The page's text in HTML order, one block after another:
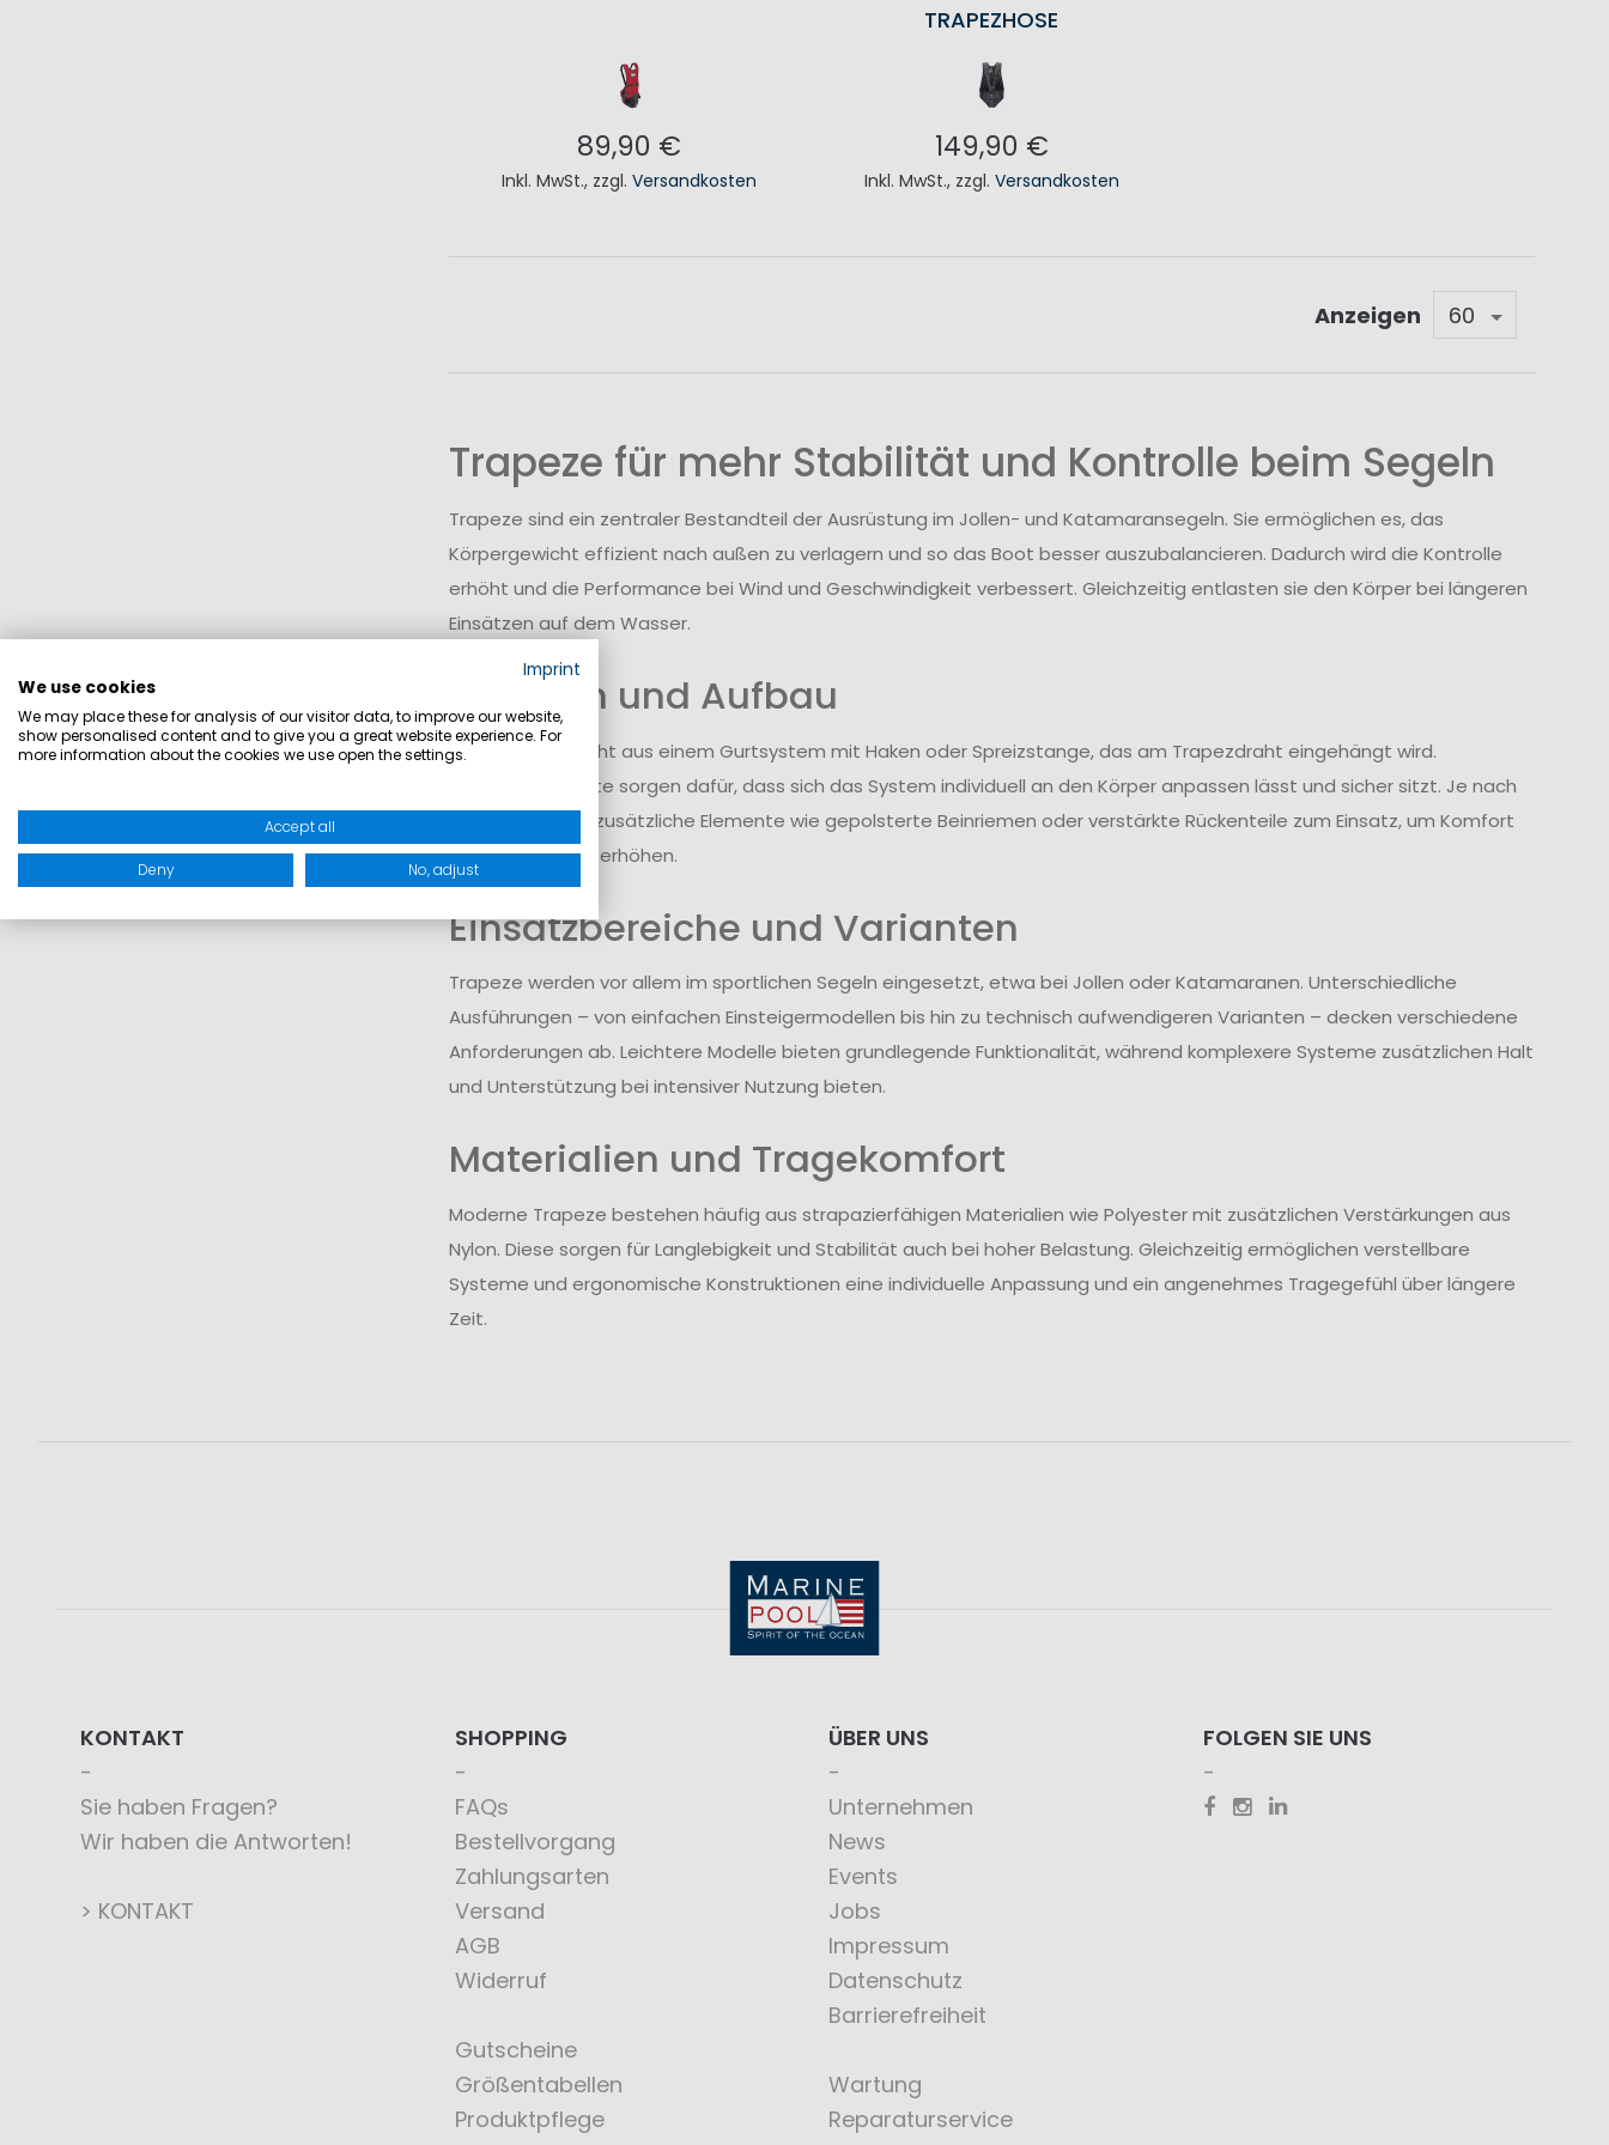
89,90 €
Inkl. MwSt., zzgl.Versandkosten
TRAPEZHOSE
149,90 €
Inkl. MwSt., zzgl. Versandkosten
Anzeigen
Trapeze für mehr Stabilität und Kontrolle beim Segeln
Trapeze sind ein zentraler Bestandteil der Ausrüstung im Jollen- und Katamaransegeln. Sie ermöglichen es, das
Körpergewicht effizient nach außen zu verlagern und so das Boot besser auszubalancieren. Dadurch wird die Kontrolle
erhöht und die Performance bei Wind und Geschwindigkeit verbessert. Gleichzeitig entlasten sie den Körper bei längeren
Einsätzen auf dem Wasser.
Funktion und Aufbau
Ein Trapez besteht aus einem Gurtsystem mit Haken oder Spreizstange, das am Trapezdraht eingehängt wird.
Verstellbare Gurte sorgen dafür, dass sich das System individuell an den Körper anpassen lässt und sicher sitzt. Je nach
Modell kommen zusätzliche Elemente wie gepolsterte Beinriemen oder verstärkte Rückenteile zum Einsatz, um Komfort
und Stabilität zu erhöhen.
Einsatzbereiche und Varianten
Trapeze werden vor allem im sportlichen Segeln eingesetzt, etwa bei Jollen oder Katamaranen. Unterschiedliche
Ausführungen – von einfachen Einsteigermodellen bis hin zu technisch aufwendigeren Varianten – decken verschiedene
Anforderungen ab. Leichtere Modelle bieten grundlegende Funktionalität, während komplexere Systeme zusätzlichen Halt
und Unterstützung bei intensiver Nutzung bieten.
Materialien und Tragekomfort
Moderne Trapeze bestehen häufig aus strapazierfähigen Materialien wie Polyester mit zusätzlichen Verstärkungen aus
Nylon. Diese sorgen für Langlebigkeit und Stabilität auch bei hoher Belastung. Gleichzeitig ermöglichen verstellbare
Systeme und ergonomische Konstruktionen eine individuelle Anpassung und ein angenehmes Tragegefühl über längere
Zeit.
KONTAKT
Sie haben Fragen?
Wir haben die Antworten!
> KONTAKT
SHOPPING
FAQs
Bestellvorgang
Zahlungsarten
Versand
AGB
Widerruf
Gutscheine
Größentabellen
Produktpflege
ÜBER UNS
Unternehmen
News
Events
Jobs
Impressum
Datenschutz
Barrierefreiheit
Wartung
Reparaturservice
FOLGEN SIE UNS
Imprint
We use cookies
We may place these for analysis of our visitor data, to improve our website,
show personalised content and to give you a great website experience. For
more information about the cookies we use open the settings.
Accept all
Deny No, adjust